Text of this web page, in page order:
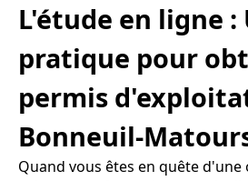
L'étude en ligne :
pratique pour
permis
Bonneuil-
Quand vous êtes en quête